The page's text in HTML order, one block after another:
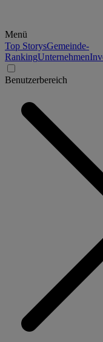
Menü
Top StorysGemeinde-
RankingUnternehmen
Benutzerbereich